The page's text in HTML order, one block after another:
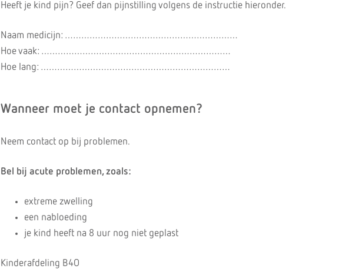
Heeft je kind pijn? Geef dan pijnstilling volgens de instructie hieronder.
Naam medicijn: ………………………………………………………
Hoe vaak: ……………………………………………………………
Hoe lang: ……………………………………………………………
Wanneer moet je contact opnemen?
Neem contact op bij problemen.
Bel bij acute problemen, zoals:
extreme zwelling
een nabloeding
je kind heeft na 8 uur nog niet geplast
Kinderafdeling B4O